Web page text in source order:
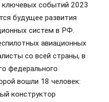
ключевых событий 2023
будущее развития
систем в РФ.
авиационных
со всей страны, в
федерального
вошли 18 человек:
конструктор